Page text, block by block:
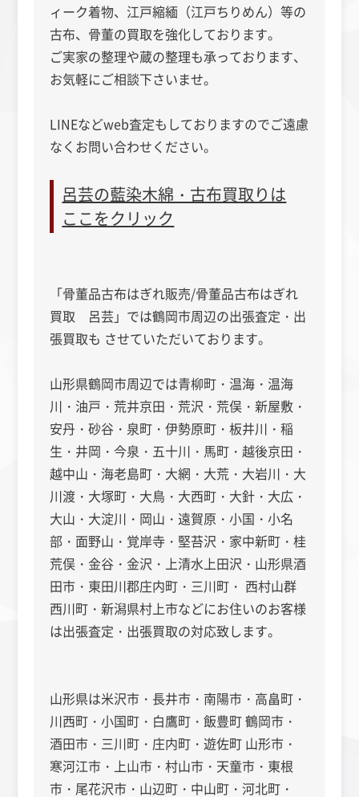
ィーク着物、江戸縮緬（江戸ちりめん）等の
古布、骨董の買取を強化しております。
ご実家の整理や蔵の整理も承っております、
お気軽にご相談下さいませ。
LINEなどweb査定もしておりますのでご遠慮
なくお問い合わせください。
呂芸の藍染木綿・古布買取りは
ここをクリック
「骨董品古布はぎれ販売/骨董品古布はぎれ
買取 呂芸」では鶴岡市周辺の出張査定・出
張買取も させていただいております。
山形県鶴岡市周辺では青柳町・温海・温海
川・油戸・荒井京田・荒沢・荒俣・新屋敷・
安丹・砂谷・泉町・伊勢原町・板井川・稲
生・井岡・今泉・五十川・馬町・越後京田・
越中山・海老島町・大網・大荒・大岩川・大
川渡・大塚町・大鳥・大西町・大針・大広・
大山・大淀川・岡山・遠賀原・小国・小名
部・面野山・覚岸寺・堅苔沢・家中新町・桂
荒俣・金谷・金沢・上清水上田沢・山形県酒
田市・東田川郡庄内町・三川町・ 西村山群
西川町・新潟県村上市などにお住いのお客様
は出張査定・出張買取の対応致します。
山形県は米沢市・長井市・南陽市・高畠町・
川西町・小国町・白鷹町・飯豊町 鶴岡市・
酒田市・三川町・庄内町・遊佐町 山形市・
寒河江市・上山市・村山市・天童市・東根
市・尾花沢市・山辺町・中山町・河北町・